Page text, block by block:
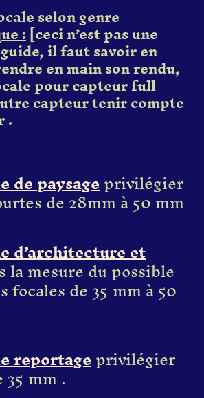
selon genre
:[ceci n’est pas une
il faut savoir en
en main sonrendu,
pour capteurfull
capteurtenir compte
.
de paysageprivilégier
de 28mm à 50 mm
d’architecture et
la mesure du possible
de 35 mm à 50
reportageprivilégier
mm .